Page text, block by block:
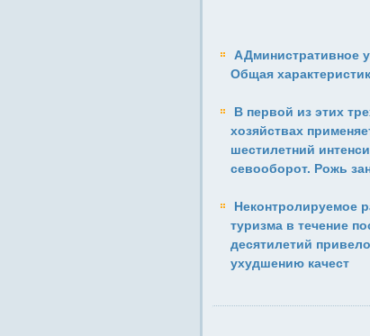
АДминистративное
Общая
В первой из этих
хозяйствах
шестилет­ний
севооборот. Рожь
Неконтролируемое
туризма в течение
десятилетий
ухудшению качест